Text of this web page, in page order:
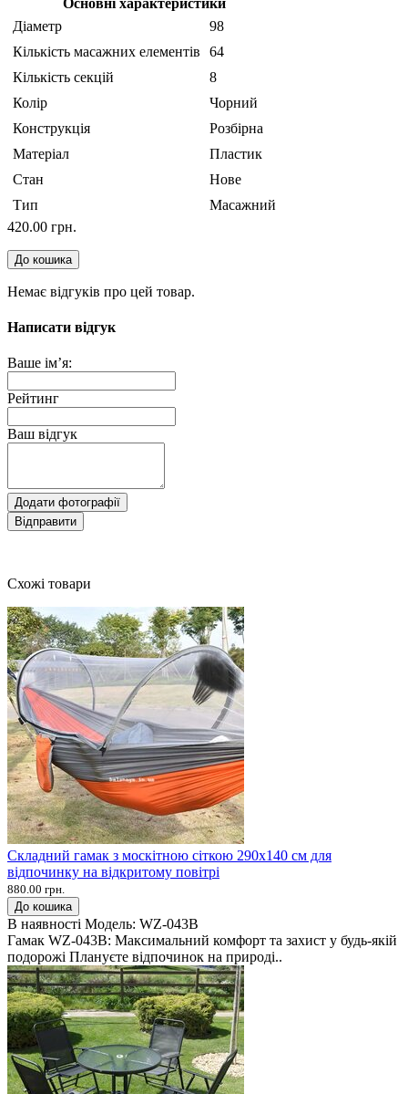
Діаметр
98
Кількість масажних елементів
64
Кількість секцій
8
Колір
Чорний
Конструкція
Розбірна
Матеріал
Пластик
Стан
Нове
Тип
Масажний
420.00 грн.
До кошика
Немає відгуків про цей товар.
Написати відгук
Ваше ім’я:
Рейтинг
Ваш відгук
Додати фотографії
Відправити
Схожі товари
Складний гамак з москітною сіткою 290х140 см для
відпочинку на відкритому повітрі
880.00 грн.
До кошика
В наявності Модель: WZ-043B
Гамак WZ-043B: Максимальний комфорт та захист у будь-якій
подорожі Плануєте відпочинок на природі..